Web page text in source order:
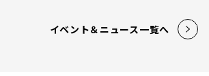
イベント＆ニュース一覧へ